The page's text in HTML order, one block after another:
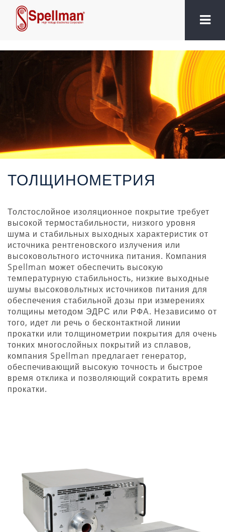
ТОЛЩИНОМЕТРИЯ
Толстослойное изоляционное покрытие требует
высокой термостабильности, низкого уровня
шума и стабильных выходных характеристик от
источника рентгеновского излучения или
высоковольтного источника питания. Компания
Spellman может обеспечить высокую
температурную стабильность, низкие выходные
шумы высоковольтных источников питания для
обеспечения стабильной дозы при измерениях
толщины методом ЭДРС или РФА. Независимо от
того, идет ли речь о бесконтактной линии
прокатки или толщинометрии покрытия для очень
тонких многослойных покрытий из сплавов,
компания Spellman предлагает генератор,
обеспечивающий высокую точность и быстрое
время отклика и позволяющий сократить время
прокатки.